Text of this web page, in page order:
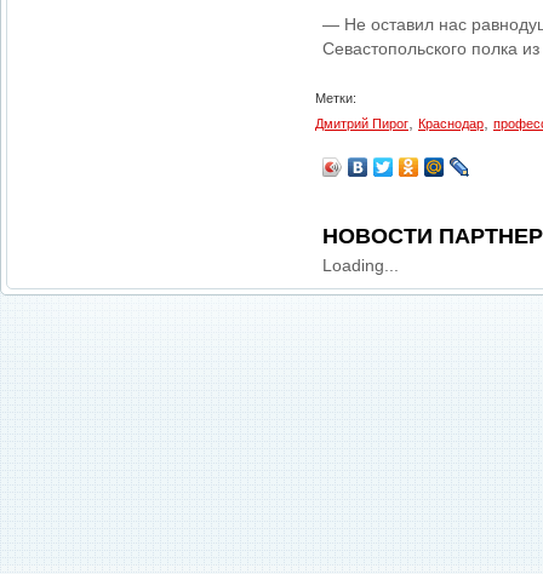
— Не оставил нас
Севастопольского полка
Метки:
Дмитрий Пирог
Краснодар
НОВОСТИ
Loading...